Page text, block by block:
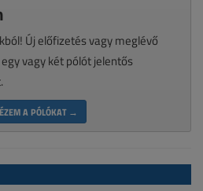
Új előfizetés vagy meglévő
vagy két pólót jelentős
A PÓLÓKAT →